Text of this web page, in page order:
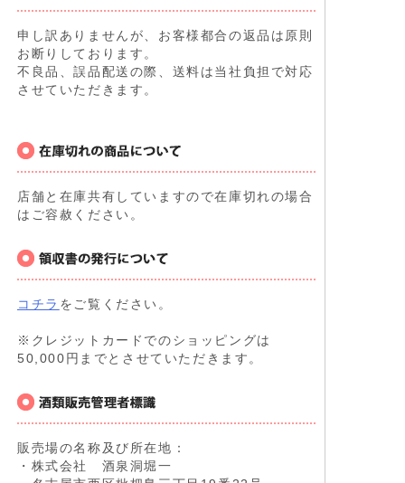
申し訳ありませんが、お客様都合の返品は原則
お断りしております。
不良品、誤品配送の際、送料は当社負担で対応
させていただきます。
店舗と在庫共有していますので在庫切れの場合
はご容赦ください。
コチラ をご覧ください。
※クレジットカードでのショッピングは
50,000円までとさせていただきます。
販売場の名称及び所在地：
・株式会社 酒泉洞堀一